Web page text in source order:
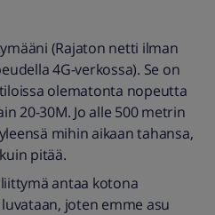
(Rajaton netti ilman
4G-verkossa). Se on
olematonta nopeutta
20-30M. Jo alle 500 metrin
mihin aikaan tahansa,
pitää.
liittymä antaa kotona
joten emme asu